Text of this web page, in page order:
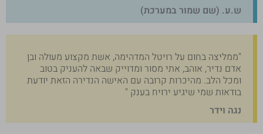
ש.ע. (שם שמור במערכת)
"ממליצה בחום על רויטל המדהימה, אשת מקצוע מעולה ובן
אדם נדיר, אוהב, אתי מסור ומדוייק שבאה להעניק בטוב
ומכל הלב. מהיכרות קרובה עם האישה הנדירה הזאת יודעת
בודאות שמי שיגיע ירויח בענק "
נגה וידר